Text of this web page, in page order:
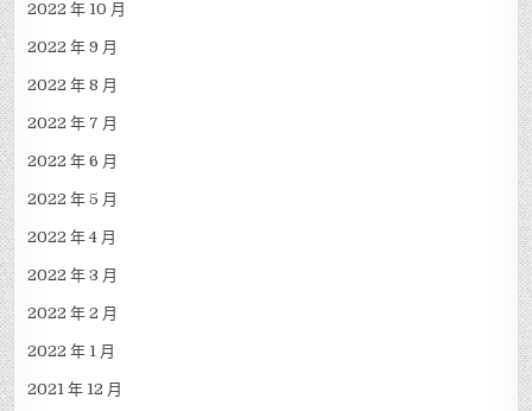
2022 年 10 月
2022 年 9 月
2022 年 8 月
2022 年 7 月
2022 年 6 月
2022 年 5 月
2022 年 4 月
2022 年 3 月
2022 年 2 月
2022 年 1 月
2021 年 12 月